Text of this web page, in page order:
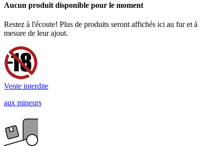
Aucun produit disponible pour le moment
Restez à l'écoute! Plus de produits seront affichés ici au fur et à
mesure de leur ajout.
Vente interdite
aux mineurs